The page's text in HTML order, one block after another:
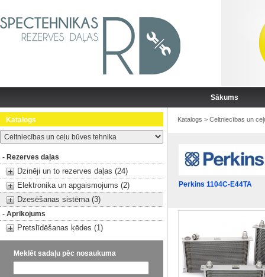
Sākums
Katalogs
- Rezerves daļas
Dzinēji un to rezerves daļas (24)
Elektronika un apgaismojums (2)
Dzesēšanas sistēma (3)
- Aprīkojums
Pretslīdēšanas ķēdes (1)
Meklēt sadaļu pēc nosaukuma
Katalogs > Celtniecības un
Perkins 1104C-E44TA